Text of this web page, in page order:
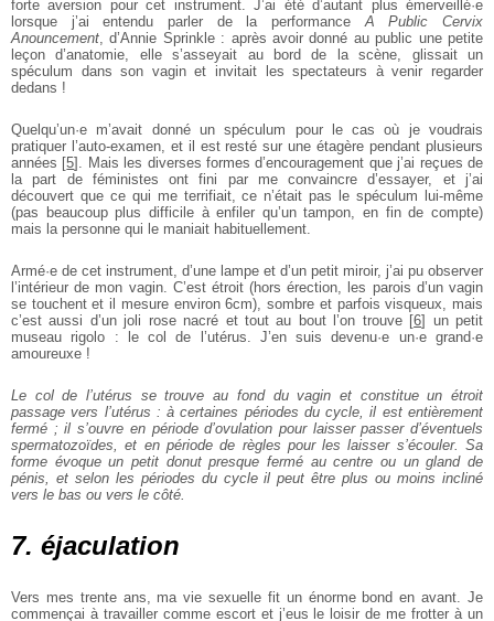
forte aversion pour cet instrument. J’ai été d’autant plus émerveillé·e
lorsque j’ai entendu parler de la performance A Public Cervix
Anouncement , d’Annie Sprinkle : après avoir donné au public une petite
leçon d’anatomie, elle s’asseyait au bord de la scène, glissait un
spéculum dans son vagin et invitait les spectateurs à venir regarder
dedans !
Quelqu’un·e m’avait donné un spéculum pour le cas où je voudrais
pratiquer l’auto-examen, et il est resté sur une étagère pendant plusieurs
années [5]
. Mais les diverses formes d’encouragement que j’ai reçues de
la part de féministes ont fini par me convaincre d’essayer, et j’ai
découvert que ce qui me terrifiait, ce n’était pas le spéculum lui-même
(pas beaucoup plus difficile à enfiler qu’un tampon, en fin de compte)
mais la personne qui le maniait habituellement.
Armé·e de cet instrument, d’une lampe et d’un petit miroir, j’ai pu observer
l’intérieur de mon vagin. C’est étroit (hors érection, les parois d’un vagin
se touchent et il mesure environ 6cm), sombre et parfois visqueux, mais
c’est aussi d’un joli rose nacré et tout au bout l’on trouve[6] un petit
museau rigolo : le col de l’utérus. J’en suis devenu·e un·e grand·e
amoureuxe !
Le col de l’utérus se trouve au fond du vagin et constitue un étroit
passage vers l’utérus : à certaines périodes du cycle, il est entièrement
fermé ; il s’ouvre en période d’ovulation pour laisser passer d’éventuels
spermatozoïdes, et en période de règles pour les laisser s’écouler. Sa
forme évoque un petit donut presque fermé au centre ou un gland de
pénis, et selon les périodes du cycle il peut être plus ou moins incliné
vers le bas ou vers le côté.
7. éjaculation
Vers mes trente ans, ma vie sexuelle fit un énorme bond en avant. Je
commençai à travailler comme escort et j’eus le loisir de me frotter à un